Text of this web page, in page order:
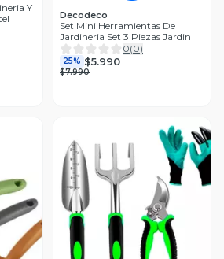
Y
Decodeco
Set Mini Herramientas De
Jardineria Set 3 Piezas Jardin
0(0)
25% $5.990
$7.990